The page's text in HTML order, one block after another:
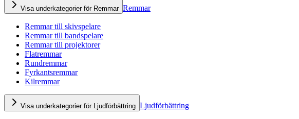
Visa underkategorier för Remmar Remmar
Remmar till skivspelare
Remmar till bandspelare
Remmar till projektorer
Flatremmar
Rundremmar
Fyrkantsremmar
Kilremmar
Visa underkategorier för Ljudförbättring Ljudförbättring